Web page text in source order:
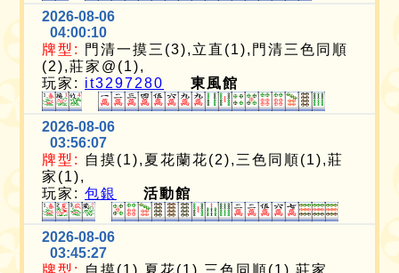
2026-08-06
04:00:10
牌型:
門清一摸三(3),立直(1),門清三色同順
(2),莊家@(1),
玩家: it3297280 東風館
2026-08-06
03:56:07
牌型:
自摸(1),夏花蘭花(2),三色同順(1),莊
家(1),
玩家:包銀 活動館
2026-08-06
03:45:27
牌型:
自摸(1),夏花(1),三色同順(1),莊家